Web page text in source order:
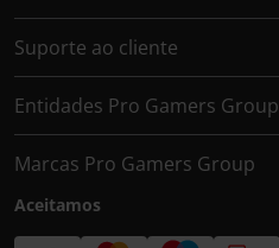
Suporte ao cliente
Entidades Pro Gamers Group
Marcas Pro Gamers Group
Aceitamos